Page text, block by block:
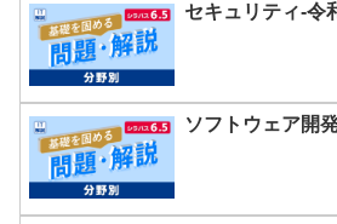
セキュリティ-令
ソフトウェア開